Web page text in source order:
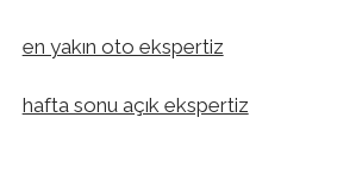
en yakın oto ekspertiz
hafta sonu açık ekspertiz